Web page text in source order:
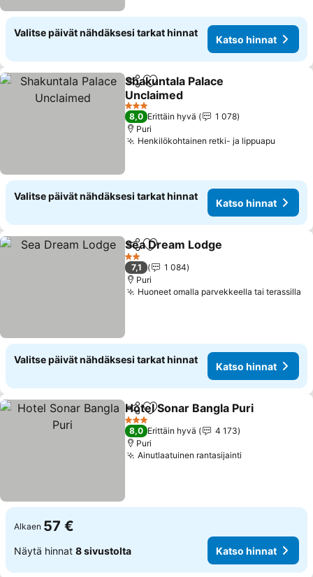
Valitse päivät nähdäksesi tarkat hinnat
Katso hinnat
Jaa Lisää suosikkeihin
Shakuntala Palace
Unclaimed
Katso hinnat
3 Tähtiluokitus
8,0 Erittäin hyvä
1 078
Puri
Henkilökohtainen retki- ja lippuapu
Valitse päivät nähdäksesi tarkat hinnat
Katso hinnat
Jaa Lisää suosikkeihin
Sea Dream Lodge
2 Tähtiluokitus
7,1
1 084
Puri
Huoneet omalla parvekkeella tai terassilla
Valitse päivät nähdäksesi tarkat hinnat
Katso hinnat
Jaa Lisää suosikkeihin
Hotel Sonar Bangla Puri
3 Tähtiluokitus
8,0 Erittäin hyvä
4 173
Puri
Ainutlaatuinen rantasijainti
Alkaen 57 €
Näytä hinnat 8 sivustolta Katso hinnat